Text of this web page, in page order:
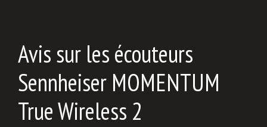
Avis sur les écouteurs
Sennheiser MOMENTUM
True Wireless 2